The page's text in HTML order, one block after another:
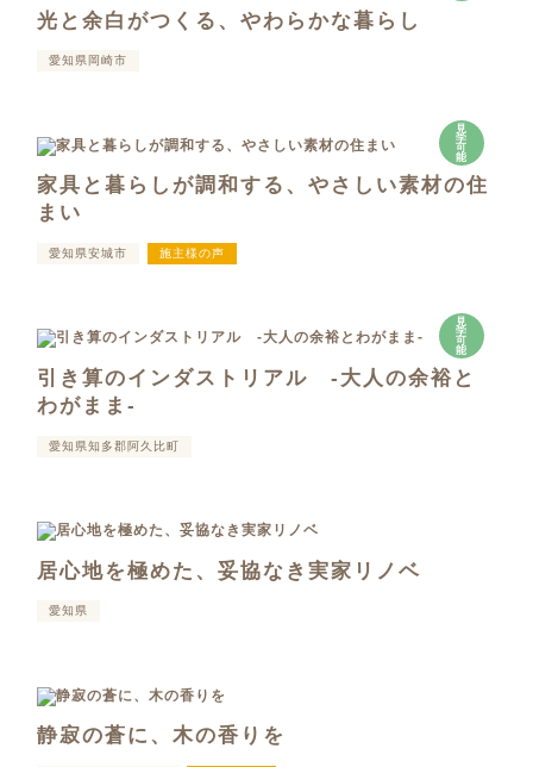
光と余白がつくる、やわらかな暮らし
愛知県岡崎市
見
学
可
能
家具と暮らしが調和する、やさしい素材の住
まい
愛知県安城市 施主様の声
見
学
可
能
引き算のインダストリアル -大人の余裕と
わがまま-
愛知県知多郡阿久比町
居心地を極めた、妥協なき実家リノベ
愛知県
静寂の蒼に、木の香りを